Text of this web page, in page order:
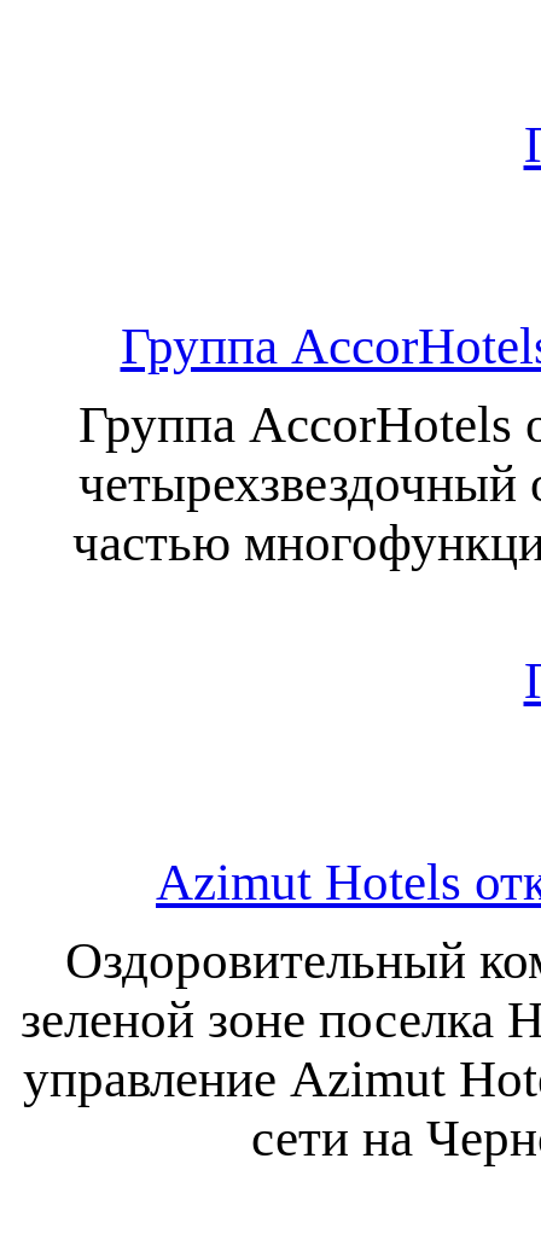
Группа
Группа AccorHotels
частью
Azimut Hotels
Оздоровительный
зеленой зоне поселка
управление Azimut
сети на